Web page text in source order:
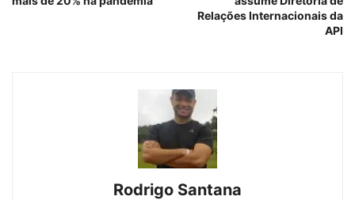
Relações Internacionais da
API
Rodrigo Santana